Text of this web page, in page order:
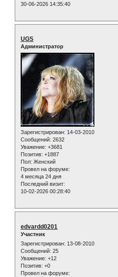
30-06-2026 14:35:40
UGS
Администратор
Зарегистрирован: 14-03-2010
Сообщений: 2632
Уважение: +3681
Позитив: +1887
Пол: Женский
Провел на форуме:
4 месяца 24 дня
Последний визит:
10-02-2026 00:28:40
edvardd0201
Участник
Зарегистрирован: 13-08-2010
Сообщений: 25
Уважение: +12
Позитив: +0
Провел на форуме: